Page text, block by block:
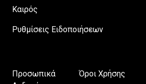
Καιρός
Ρυθμίσεις Ειδοποιήσεων
Προσωπικά
Όροι Χρήσης